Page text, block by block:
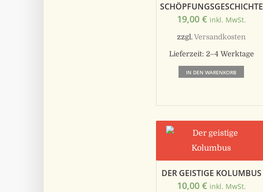
SCHÖPFUNGSGESCHICHTE
19,00 € inkl. MwSt.
zzgl.Versandkosten
Lieferzeit: 2–4 Werktage
IN DEN WARENKORB
DER GEISTIGE KOLUMBUS
10,00 € inkl. MwSt.